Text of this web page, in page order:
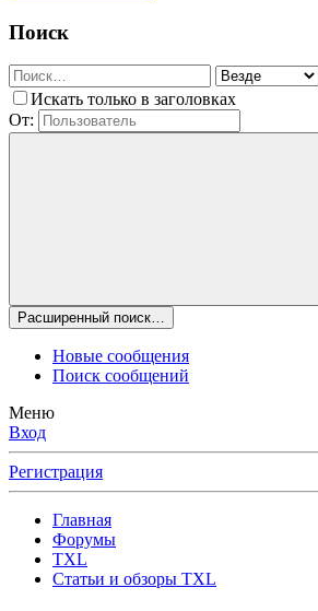
Поиск
Искать только в заголовках
От:
Расширенный поиск…
Новые сообщения
Поиск сообщений
Меню
Вход
Регистрация
Главная
Форумы
TXL
Статьи и обзоры TXL